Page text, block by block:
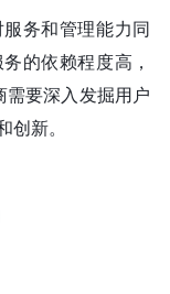
务和管理能力同
的依赖程度高，
需要深入发掘用户
创新。